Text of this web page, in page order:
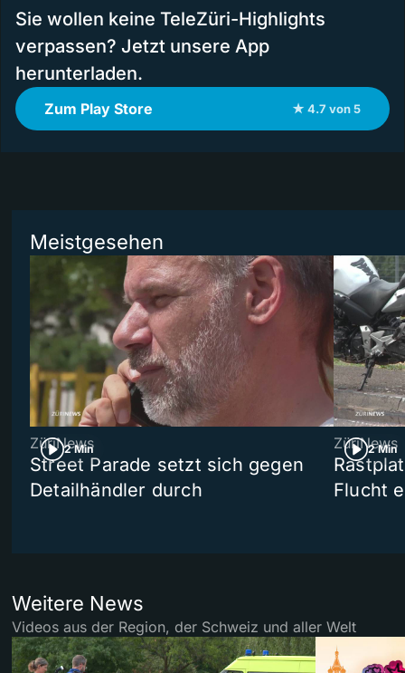
Sie wollen keine TeleZüri-Highlights
verpassen? Jetzt unsere App
herunterladen.
Zum Play Store ★ 4.7 von 5
Meistgesehen
2 Min
ZüriNews
Street Parade setzt sich gegen
Detailhändler durch
2 Min
ZüriNews
Flucht
Weitere News
Videos aus der Region, der Schweiz und aller Welt